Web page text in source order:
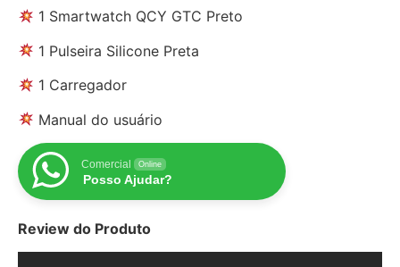
1 Smartwatch QCY GTC Preto
1 Pulseira Silicone Preta
1 Carregador
Manual do usuário
Comercial Online
Posso Ajudar?
Review do Produto